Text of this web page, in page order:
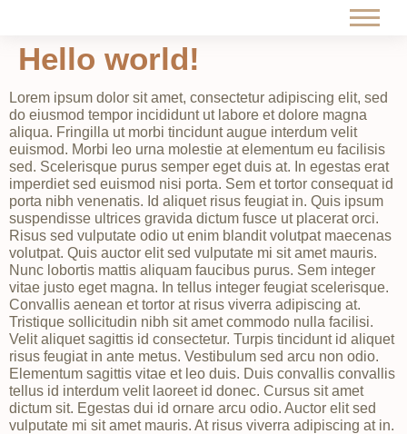
Hello world!
Lorem ipsum dolor sit amet, consectetur adipiscing elit, sed
do eiusmod tempor incididunt ut labore et dolore magna
aliqua. Fringilla ut morbi tincidunt augue interdum velit
euismod. Morbi leo urna molestie at elementum eu facilisis
sed. Scelerisque purus semper eget duis at. In egestas erat
imperdiet sed euismod nisi porta. Sem et tortor consequat id
porta nibh venenatis. Id aliquet risus feugiat in. Quis ipsum
suspendisse ultrices gravida dictum fusce ut placerat orci.
Risus sed vulputate odio ut enim blandit volutpat maecenas
volutpat. Quis auctor elit sed vulputate mi sit amet mauris.
Nunc lobortis mattis aliquam faucibus purus. Sem integer
vitae justo eget magna. In tellus integer feugiat scelerisque.
Convallis aenean et tortor at risus viverra adipiscing at.
Tristique sollicitudin nibh sit amet commodo nulla facilisi.
Velit aliquet sagittis id consectetur. Turpis tincidunt id aliquet
risus feugiat in ante metus. Vestibulum sed arcu non odio.
Elementum sagittis vitae et leo duis. Duis convallis convallis
tellus id interdum velit laoreet id donec. Cursus sit amet
dictum sit. Egestas dui id ornare arcu odio. Auctor elit sed
vulputate mi sit amet mauris. At risus viverra adipiscing at in.